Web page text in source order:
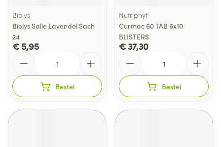
Biolys
Biolys Salie Lavendel Sach
24
€ 5,95
Bestel
Nutriphyt
Curmac 60 TAB 6x10
BLISTERS
€ 37,30
Bestel